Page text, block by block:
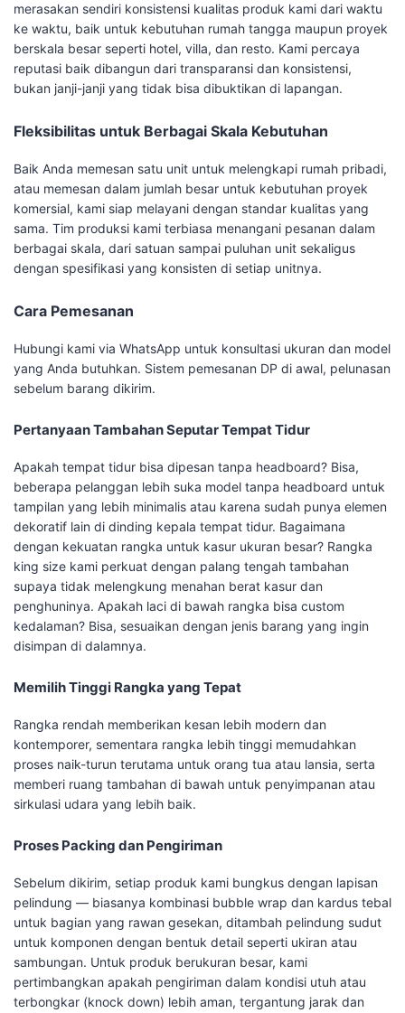
merasakan sendiri konsistensi kualitas produk kami dari waktu
ke waktu, baik untuk kebutuhan rumah tangga maupun proyek
berskala besar seperti hotel, villa, dan resto. Kami percaya
reputasi baik dibangun dari transparansi dan konsistensi,
bukan janji-janji yang tidak bisa dibuktikan di lapangan.
Fleksibilitas untuk Berbagai Skala Kebutuhan
Baik Anda memesan satu unit untuk melengkapi rumah pribadi,
atau memesan dalam jumlah besar untuk kebutuhan proyek
komersial, kami siap melayani dengan standar kualitas yang
sama. Tim produksi kami terbiasa menangani pesanan dalam
berbagai skala, dari satuan sampai puluhan unit sekaligus
dengan spesifikasi yang konsisten di setiap unitnya.
Cara Pemesanan
Hubungi kami via WhatsApp untuk konsultasi ukuran dan model
yang Anda butuhkan. Sistem pemesanan DP di awal, pelunasan
sebelum barang dikirim.
Pertanyaan Tambahan Seputar Tempat Tidur
Apakah tempat tidur bisa dipesan tanpa headboard? Bisa,
beberapa pelanggan lebih suka model tanpa headboard untuk
tampilan yang lebih minimalis atau karena sudah punya elemen
dekoratif lain di dinding kepala tempat tidur. Bagaimana
dengan kekuatan rangka untuk kasur ukuran besar? Rangka
king size kami perkuat dengan palang tengah tambahan
supaya tidak melengkung menahan berat kasur dan
penghuninya. Apakah laci di bawah rangka bisa custom
kedalaman? Bisa, sesuaikan dengan jenis barang yang ingin
disimpan di dalamnya.
Memilih Tinggi Rangka yang Tepat
Rangka rendah memberikan kesan lebih modern dan
kontemporer, sementara rangka lebih tinggi memudahkan
proses naik-turun terutama untuk orang tua atau lansia, serta
memberi ruang tambahan di bawah untuk penyimpanan atau
sirkulasi udara yang lebih baik.
Proses Packing dan Pengiriman
Sebelum dikirim, setiap produk kami bungkus dengan lapisan
pelindung — biasanya kombinasi bubble wrap dan kardus tebal
untuk bagian yang rawan gesekan, ditambah pelindung sudut
untuk komponen dengan bentuk detail seperti ukiran atau
sambungan. Untuk produk berukuran besar, kami
pertimbangkan apakah pengiriman dalam kondisi utuh atau
terbongkar (knock down) lebih aman, tergantung jarak dan